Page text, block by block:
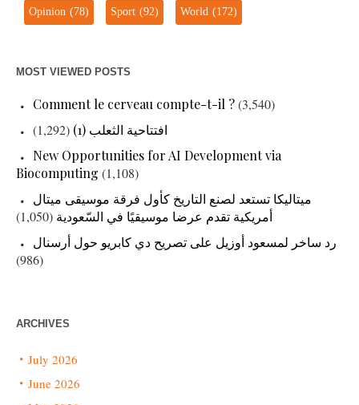
Opinion(78) Sport(92) World(172)
MOST VIEWED POSTS
Comment le cerveau compte-t-il ?(3,540)
افتتاحية الثعلب (1)
(1,292)
New Opportunities for AI Development via
Biocomputing (1,108)
ميتاليكا تستعد لصنع التاريخ كأول فرقة موسيقى ميتال
أمريكية تقدم عرضا موسيقيًا في السّعودية (1,050)
رد ساخر لمسعود أوزيل على تصريح دي كابريو حول أرسنال
(986)
ARCHIVES
July 2026
June 2026